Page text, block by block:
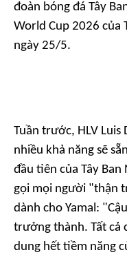
đoàn bóng đá Tây
World Cup 2026 của
ngày 25/5.
Tuần trước, HLV Luis
nhiều khả năng sẽ
đầu tiên của Tây Ban
gọi mọi người "thận
dành cho Yamal:
trưởng thành. Tất cả
dung hết tiềm năng